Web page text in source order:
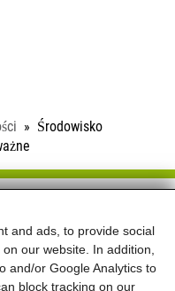
and ads, to provide social
our website. In addition,
and/or Google Analytics to
block tracking on our
Środowisko
A-5751 Maishofen